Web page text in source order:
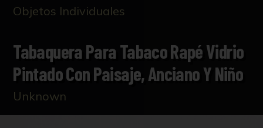
Objetos Individuales
Tabaquera Para Tabaco Rapé Vidrio
Pintado Con Paisaje, Anciano Y Niño
Unknown